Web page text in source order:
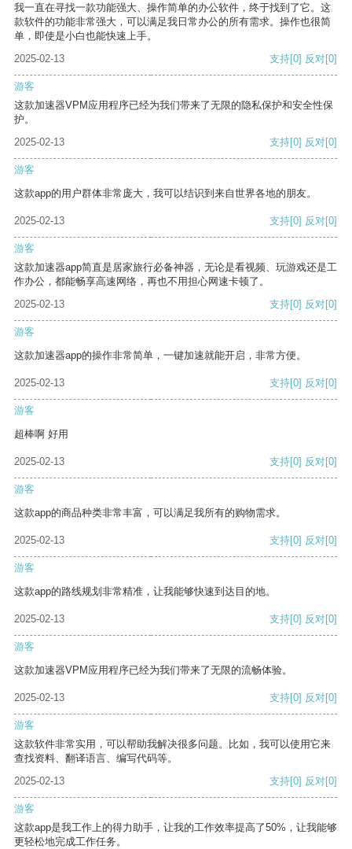
我一直在寻找一款功能强大、操作简单的办公软件，终于找到了它。这
款软件的功能非常强大，可以满足我日常办公的所有需求。操作也很简
单，即使是小白也能快速上手。
2025-02-13
支持[0] 反对[0]
游客
这款加速器VPM应用程序已经为我们带来了无限的隐私保护和安全性保
护。
2025-02-13
支持[0] 反对[0]
游客
这款app的用户群体非常庞大，我可以结识到来自世界各地的朋友。
2025-02-13 支持[0] 反对[0]
游客
这款加速器app简直是居家旅行必备神器，无论是看视频、玩游戏还是工
作办公，都能畅享高速网络，再也不用担心网速卡顿了。
2025-02-13
支持[0] 反对[0]
游客
这款加速器app的操作非常简单，一键加速就能开启，非常方便。
2025-02-13 支持[0] 反对[0]
游客
超棒啊 好用
2025-02-13 支持[0] 反对[0]
游客
这款app的商品种类非常丰富，可以满足我所有的购物需求。
2025-02-13 支持[0] 反对[0]
游客
这款app的路线规划非常精准，让我能够快速到达目的地。
2025-02-13 支持[0] 反对[0]
游客
这款加速器VPM应用程序已经为我们带来了无限的流畅体验。
2025-02-13 支持[0] 反对[0]
游客
这款软件非常实用，可以帮助我解决很多问题。比如，我可以使用它来
查找资料、翻译语言、编写代码等。
2025-02-13
支持[0] 反对[0]
游客
这款app是我工作上的得力助手，让我的工作效率提高了50%，让我能够
更轻松地完成工作任务。